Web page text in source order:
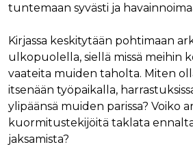
tuntemaan syvästi ja
Kirjassa keskitytään pohtimaan
ulkopuolella, siellä missä meihin
vaateita muiden taholta. Miten
itsenään työpaikalla,
ylipäänsä muiden parissa? Voiko
kuormitustekijöitä taklata
jaksamista?